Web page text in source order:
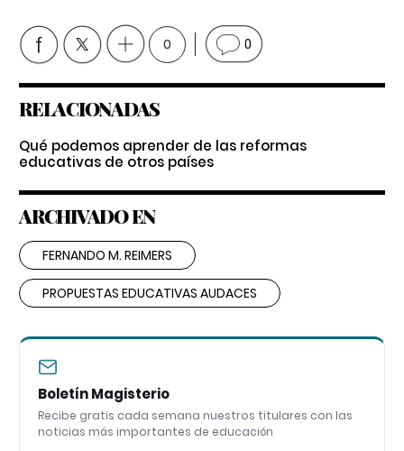
0 0
RELACIONADAS
Qué podemos aprender de las reformas
educativas de otros países
ARCHIVADO EN
FERNANDO M. REIMERS
PROPUESTAS EDUCATIVAS AUDACES
Boletín Magisterio
Recibe gratis cada semana nuestros titulares con las
noticias más importantes de educación